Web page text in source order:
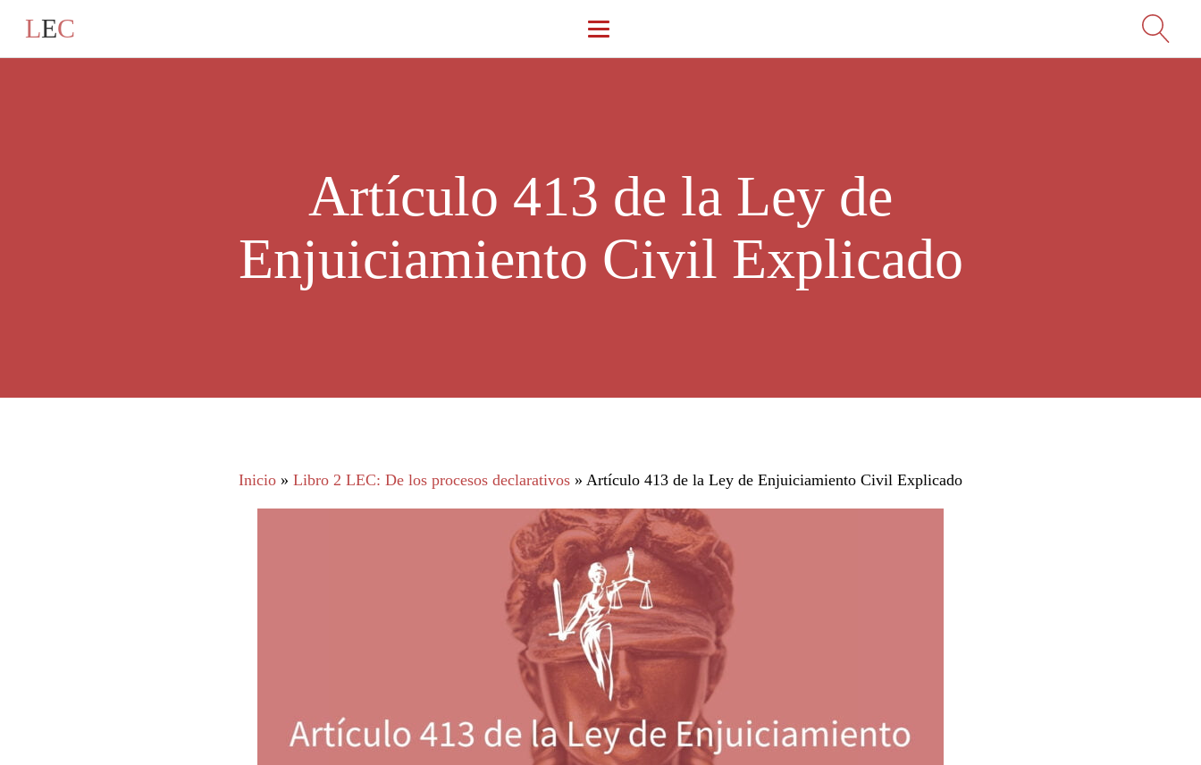
LEC
Artículo 413 de la Ley de
Enjuiciamiento Civil Explicado
Inicio » Libro 2 LEC: De los procesos declarativos » Artículo 413 de la Ley de Enjuiciamiento Civil Explicado